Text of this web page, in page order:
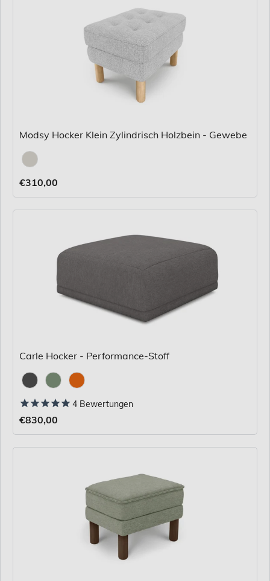
Modsy Hocker Klein Zylindrisch Holzbein - Gewebe
Stoff
€310,00
Carle Hocker - Performance-Stoff
Stoff
4 Bewertungen
€830,00